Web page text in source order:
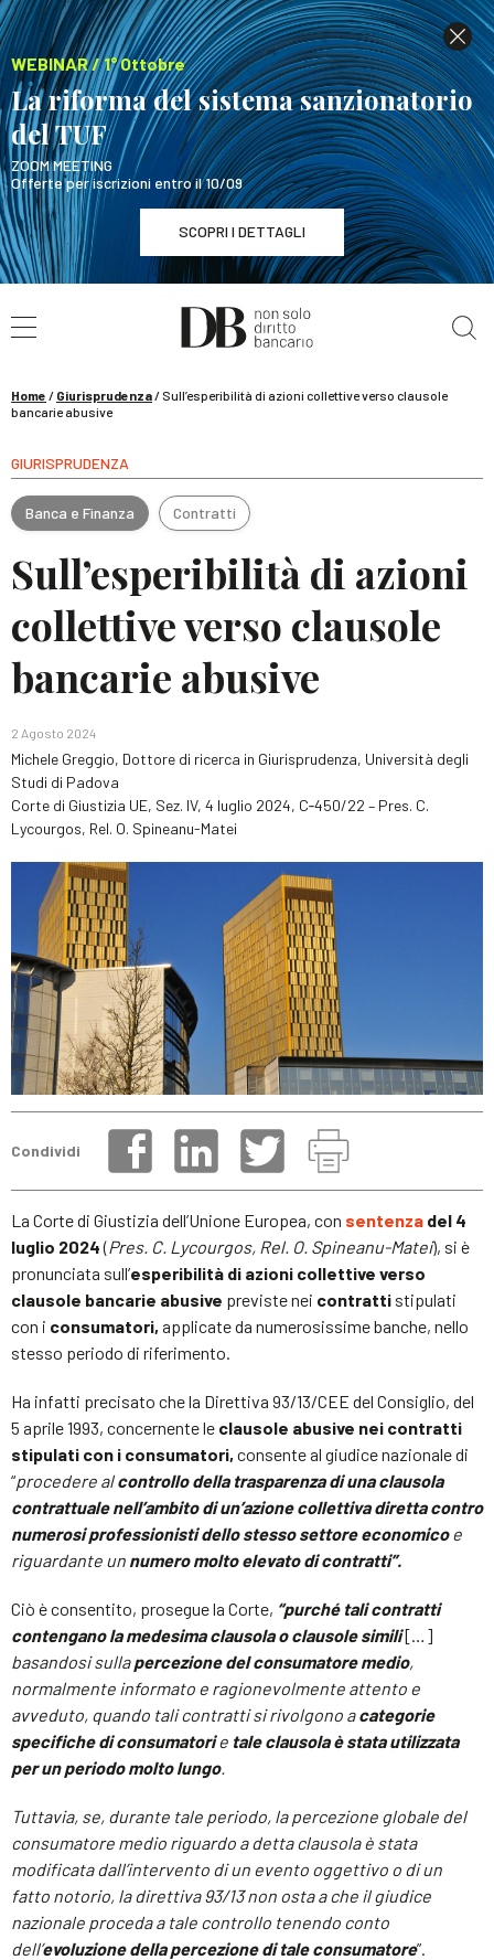
WEBINAR / 1° Ottobre
La riforma del sistema sanzionatorio
del TUF
ZOOM MEETING
Offerte per iscrizioni entro il 10/09
SCOPRI I DETTAGLI
WEBINAR / 1° Ottobre
La riforma del sistema sanzionatorio del TUF
Home / Giurisprudenza/ Sull’esperibilità di azioni collettive verso clausole
bancarie abusive
GIURISPRUDENZA
Banca e Finanza Contratti
Sull’esperibilità di azioni
collettive verso clausole
bancarie abusive
2 Agosto 2024
Michele Greggio, Dottore di ricerca in Giurisprudenza, Università degli
Studi di Padova
Corte di Giustizia UE, Sez. IV, 4 luglio 2024, C‑450/22 – Pres. C.
Lycourgos, Rel. O. Spineanu-Matei
Condividi
La Corte di Giustizia dell’Unione Europea, con sentenza del 4
luglio 2024(Pres. C. Lycourgos, Rel. O. Spineanu-Matei), si è
pronunciata sull’esperibilità di azioni collettive verso
clausole bancarie abusive previste nei contratti stipulati
con i consumatori, applicate da numerosissime banche, nello
stesso periodo di riferimento.
Ha infatti precisato che la Direttiva 93/13/CEE del Consiglio, del
5 aprile 1993, concernente le clausole abusive nei contratti
stipulati con i consumatori, consente al giudice nazionale di
“procedere alcontrollo della trasparenza di una clausola
contrattuale nell’ambito di un’azione collettiva diretta contro
numerosi professionisti dello stesso settore economicoe
riguardante un numero molto elevato di contratti”.
Ciò è consentito, prosegue la Corte, “purché tali contratti
contengano la medesima clausola o clausole simili[…]
basandosi sullapercezione del consumatore medio,
normalmente informato e ragionevolmente attento e
avveduto, quando tali contratti si rivolgono acategorie
specifiche di consumatorie tale clausola è stata utilizzata
per un periodo molto lungo.
Tuttavia, se, durante tale periodo, la percezione globale del
consumatore medio riguardo a detta clausola è stata
modificata dall’intervento di un evento oggettivo o di un
fatto notorio, la direttiva 93/13 non osta a che il giudice
nazionale proceda a tale controllo tenendo conto
dell’evoluzione della percezione di tale consumatore”.